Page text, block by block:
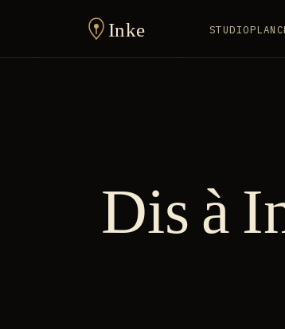
Inke STUDIO
Dis à